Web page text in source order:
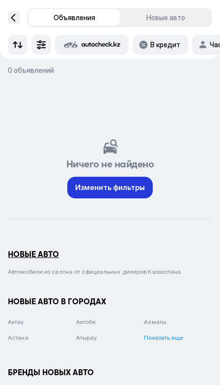
Объявления Новые авто
В кредит
0 объявлений
Ничего не найдено
Изменить фильтры
НОВЫЕ АВТО
Автомобили из салона от официальных дилеров Казахстана.
НОВЫЕ АВТО В ГОРОДАХ
Актау Актобе Алматы
Астана Атырау Показать еще
БРЕНДЫ НОВЫХ АВТО